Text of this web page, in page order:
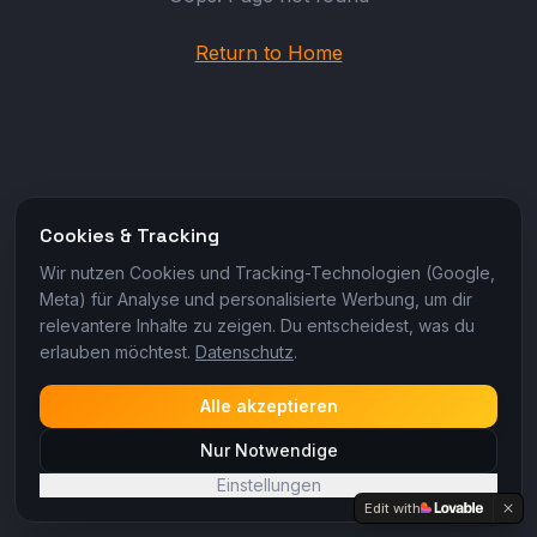
Return to Home
Cookies & Tracking
Wir nutzen Cookies und Tracking-Technologien (Google,
Meta) für Analyse und personalisierte Werbung, um dir
relevantere Inhalte zu zeigen. Du entscheidest, was du
erlauben möchtest. Datenschutz.
Alle akzeptieren
Nur Notwendige
Einstellungen
Edit with